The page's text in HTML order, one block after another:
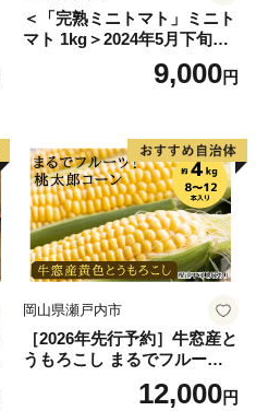
＜「完熟ミニトマト」ミニト
マト 1kg＞2024年5月下旬迄
に順次出荷 野菜ソムリエサ
ミット アルル・リリカ共に
県 高鍋町産 産地直送 有機肥
料使用 高糖度 西森農園
9,000円
岡山県瀬戸内市
［2026年先行予約］牛窓産と
うもろこし まるでフルー
ツ！最高糖度25度超え 生で
甘い、茹でて美味い！ 黄色
12,000円